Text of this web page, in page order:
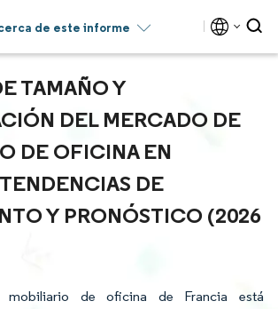
de este informe
TAMAÑO Y
DEL MERCADO DE
DE OFICINA EN
DE
Y PRONÓSTICO (2026
de oficina de Francia está